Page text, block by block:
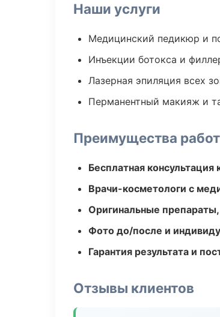
Наши услуги
Медицинский педикюр и
Инъекции ботокса и
Лазерная эпиляция всех
Перманентный макияж и
Преимущества
Бесплатная консультация
Врачи-косметологи с
Оригинальные
Фото до/после и
Гарантия результата и
Отзывы клиентов